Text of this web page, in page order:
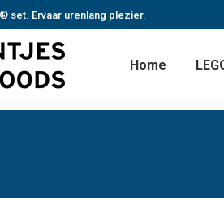
set. Ervaar urenlang plezier.
Home